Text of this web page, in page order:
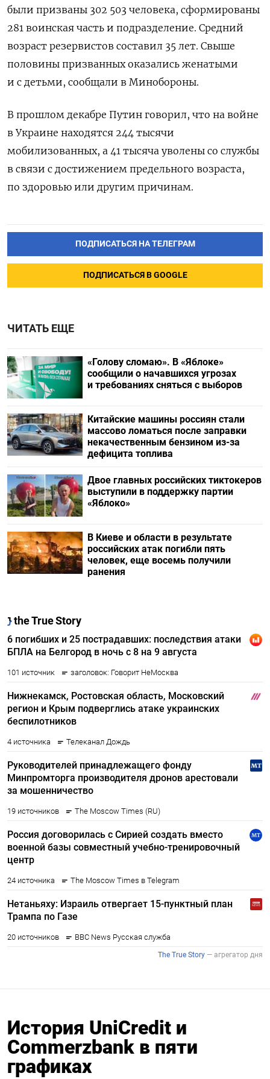
были призваны 302 503 человека, сформированы
281 воинская часть и подразделение. Средний
возраст резервистов составил 35 лет. Свыше
половины призванных оказались женатыми
и с детьми, сообщали в Минобороны.
В прошлом декабре Путин говорил, что на войне
в Украине находятся 244 тысячи
мобилизованных, а 41 тысяча уволены со службы
в связи с достижением предельного возраста,
по здоровью или другим причинам.
ПОДПИСАТЬСЯ НА ТЕЛЕГРАМ
ПОДПИСАТЬСЯ В GOOGLE
ЧИТАТЬ ЕЩЕ
«Голову сломаю». В «Яблоке»
сообщили о начавшихся угрозах
и требованиях сняться с выборов
Китайские машины россиян стали
массово ломаться после заправки
некачественным бензином из-за
дефицита топлива
Двое главных российских тиктокеров
выступили в поддержку партии
«Яблоко»
В Киеве и области в результате
российских атак погибли пять
человек, еще восемь получили
ранения
История UniCredit и
Commerzbank в пяти
графиках